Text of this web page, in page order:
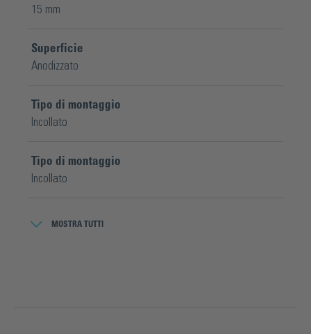
15 mm
Superficie
Anodizzato
Tipo di montaggio
Incollato
Tipo di montaggio
Incollato
MOSTRA TUTTI